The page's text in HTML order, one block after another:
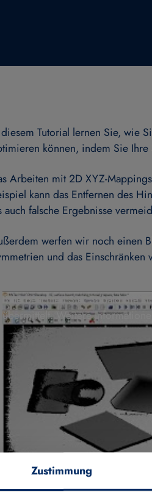
Zustimmung
Tutorial lernen Sie, wie
können, indem Sie
Arbeiten mit 2D XYZ-
kann das Entfernen des
auch falsche Ergebnisse
werfen wir noch einen
und das Einschränken
Bitte beachten Sie: Sobald Sie
übermittelt. Weitere